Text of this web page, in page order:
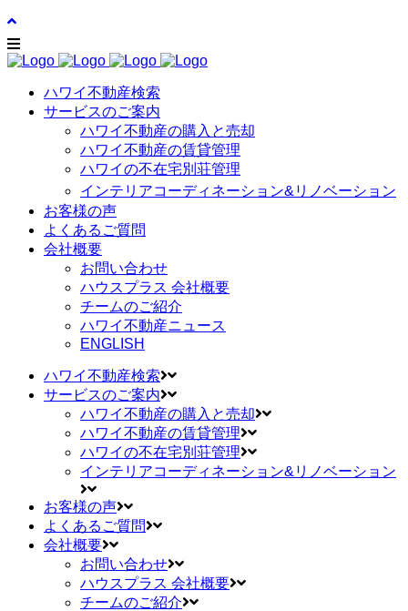
ハワイ不動産検索
サービスのご案内
ハワイ不動産の購入と売却
ハワイ不動産の賃貸管理
ハワイの不在宅別荘管理
インテリアコーディネーション&リノベーション
お客様の声
よくあるご質問
会社概要
お問い合わせ
ハウスプラス 会社概要
チームのご紹介
ハワイ不動産ニュース
ENGLISH
ハワイ不動産検索
サービスのご案内
ハワイ不動産の購入と売却
ハワイ不動産の賃貸管理
ハワイの不在宅別荘管理
インテリアコーディネーション&リノベーション
お客様の声
よくあるご質問
会社概要
お問い合わせ
ハウスプラス 会社概要
チームのご紹介